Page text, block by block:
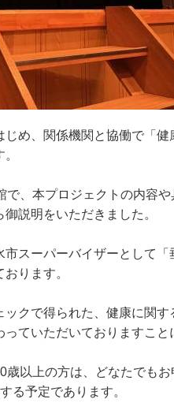
め、関係機関と協働で「
、本プロジェクトの内容
説明をいただきました。
スーパーバイザーとして
ります。
クで得られた、健康に関
ていただいておりますこと
以上の方は、どなたでもお
る予定であります。